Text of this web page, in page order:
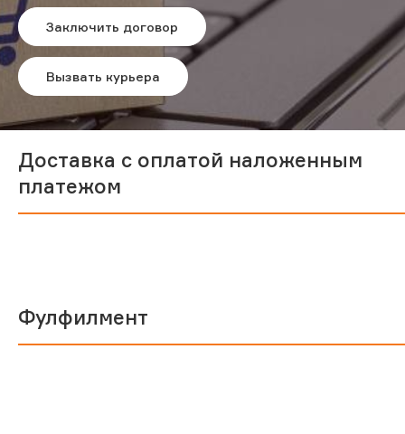
Заключить договор
Вызвать курьера
Доставка с оплатой наложенным
платежом
Фулфилмент